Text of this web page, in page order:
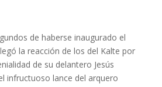
de haberse inaugurado el
la reacción de los del Kalte por
de su delantero Jesús
infructuoso lance del arquero